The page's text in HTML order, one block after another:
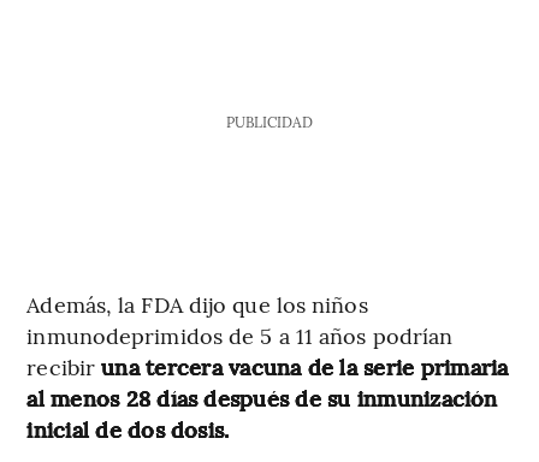
PUBLICIDAD
Además, la FDA dijo que los niños
inmunodeprimidos de 5 a 11 años podrían
recibiruna tercera vacuna de la serie primaria
al menos 28 días después de su inmunización
inicial de dos dosis.